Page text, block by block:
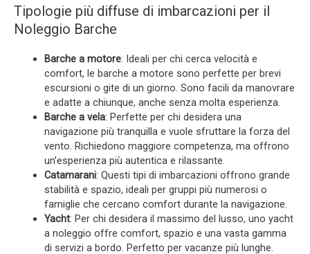
Tipologie più diffuse di imbarcazioni per il
Noleggio Barche
Barche a motore: Ideali per chi cerca velocità e
comfort, le barche a motore sono perfette per brevi
escursioni o gite di un giorno. Sono facili da manovrare
e adatte a chiunque, anche senza molta esperienza.
Barche a vela: Perfette per chi desidera una
navigazione più tranquilla e vuole sfruttare la forza del
vento. Richiedono maggiore competenza, ma offrono
un’esperienza più autentica e rilassante.
Catamarani: Questi tipi di imbarcazioni offrono grande
stabilità e spazio, ideali per gruppi più numerosi o
famiglie che cercano comfort durante la navigazione.
Yacht: Per chi desidera il massimo del lusso, uno yacht
a noleggio offre comfort, spazio e una vasta gamma
di servizi a bordo. Perfetto per vacanze più lunghe.